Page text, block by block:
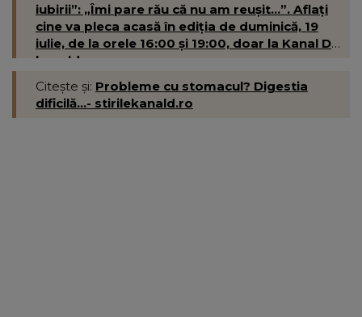
iubirii”: „Îmi pare rău că nu am reușit...”. Aflați
cine va pleca acasă în ediția de duminică, 19
iulie, de la orele 16:00 și 19:00, doar la Kanal D-
kanald.ro
Citește și: Probleme cu stomacul? Digestia
dificilă...- stirilekanald.ro